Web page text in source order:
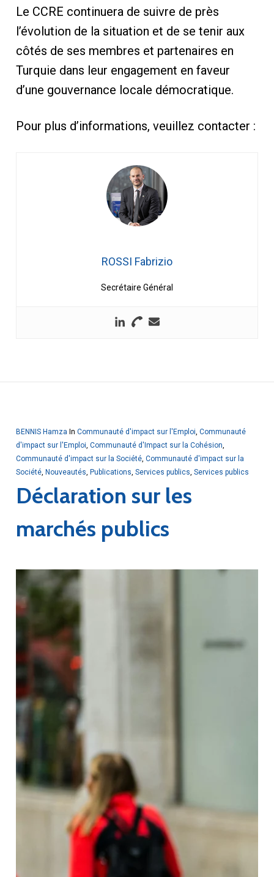
Le CCRE continuera de suivre de près
l’évolution de la situation et de se tenir aux
côtés de ses membres et partenaires en
Turquie dans leur engagement en faveur
d’une gouvernance locale démocratique.
Pour plus d’informations, veuillez contacter :
ROSSI Fabrizio
Secrétaire Général
BENNIS Hamza In Communauté d'impact sur l'Emploi, Communauté
d'impact sur l'Emploi, Communauté d'Impact sur la Cohésion,
Communauté d'impact sur la Société, Communauté d'impact sur la
Société, Nouveautés, Publications, Services publics, Services publics
Déclaration sur les
marchés publics